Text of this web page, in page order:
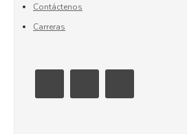
Contáctenos
Carreras